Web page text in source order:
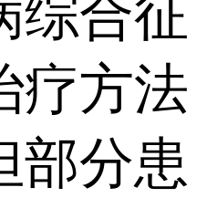
综合征
疗方法
部分患